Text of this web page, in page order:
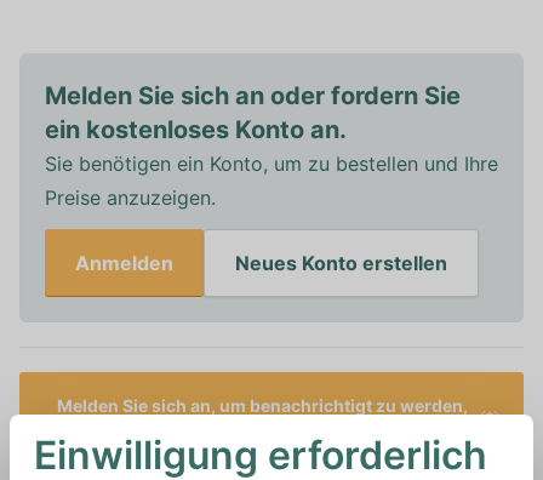
Melden Sie sich an oder fordern Sie
ein kostenloses Konto an.
Sie benötigen ein Konto, um zu bestellen und Ihre
Preise anzuzeigen.
Anmelden Neues Konto erstellen
Melden Sie sich an, um benachrichtigt zu werden,
wenn dieses Produkt auf Lager ist
Einwilligung erforderlich